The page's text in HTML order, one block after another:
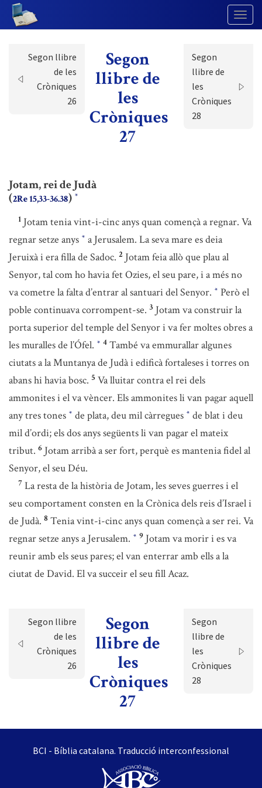
Segon llibre
de les
Cròniques
26
Segon
llibre de
les
Cròniques
27
Segon
llibre de
les
Cròniques
28
Jotam, rei de Judà
(2Re 15,33-36.38) *
1 Jotam tenia vint-i-cinc anys quan començà a regnar. Va
regnar setze anys * a Jerusalem. La seva mare es deia
Jeruixà i era filla de Sadoc. 2 Jotam feia allò que plau al
Senyor, tal com ho havia fet Ozies, el seu pare, i a més no
va cometre la falta d’entrar al santuari del Senyor. * Però el
poble continuava corrompent-se. 3 Jotam va construir la
porta superior del temple del Senyor i va fer moltes obres a
les muralles de l’Ófel. * 4 També va emmurallar algunes
ciutats a la Muntanya de Judà i edificà fortaleses i torres on
abans hi havia bosc. 5 Va lluitar contra el rei dels
ammonites i el va vèncer. Els ammonites li van pagar aquell
any tres tones * de plata, deu mil càrregues * de blat i deu
mil d’ordi; els dos anys següents li van pagar el mateix
tribut. 6 Jotam arribà a ser fort, perquè es mantenia fidel al
Senyor, el seu Déu.
7 La resta de la història de Jotam, les seves guerres i el
seu comportament consten en la Crònica dels reis d’Israel i
de Judà. 8 Tenia vint-i-cinc anys quan començà a ser rei. Va
regnar setze anys a Jerusalem. * 9 Jotam va morir i es va
reunir amb els seus pares; el van enterrar amb ells a la
ciutat de David. El va succeir el seu fill Acaz.
Segon llibre
de les
Cròniques
26
Segon
llibre de
les
Cròniques
27
Segon
llibre de
les
Cròniques
28
BCI - Bíblia catalana. Traducció interconfessional